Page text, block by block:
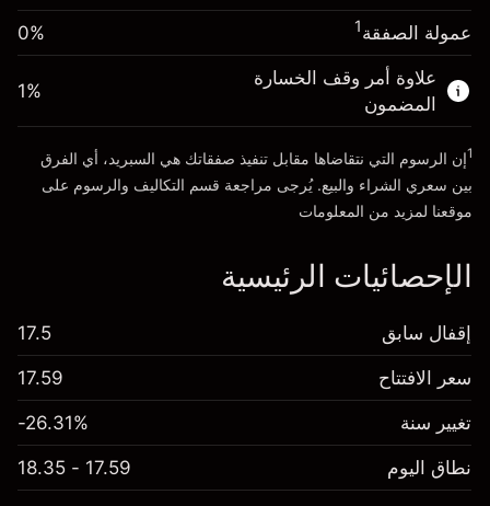
الذهاب إلى المنصة
المال من الرافعة المالية ~$19,000.00
الذهاب إلى المنصة
عمولة الصفقة1
0%
علاوة أمر وقف الخسارة
المضمون
1%
1إن الرسوم التي نتقاضاها مقابل تنفيذ صفقاتك هي السبريد، أي الفرق
بين سعري الشراء والبيع. يُرجى مراجعة قسم التكاليف والرسوم على
موقعنا لمزيد من المعلومات
الإحصائيات الرئيسية
إقفال سابق 17.5
سعر الافتتاح 17.59
تغيير سنة -26.31%
نطاق اليوم 17.59 - 18.35